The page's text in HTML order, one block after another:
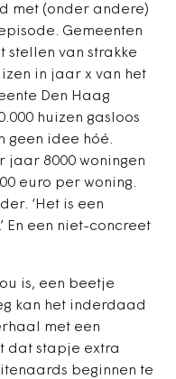
met (onder andere)
Gemeenten
stellen van strakke
in jaar x van het
Den Haag
huizen gasloos
geen idee hóé.
jaar 8000 woningen
euro per woning.
‘Het is een
En een niet-concreet
is, een beetje
kan het inderdaad
met een
dat stapje extra
beginnen te